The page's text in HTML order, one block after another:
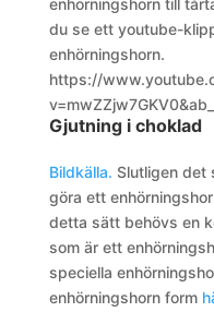
enhörningshorn till
du se ett youtube-
enhörningshorn.
https://
Gjutning i choklad
Bildkälla. Slutligen det
göra ett
detta sätt behövs en
som är ett
speciella
enhörningshorn form